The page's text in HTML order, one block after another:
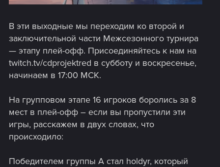
В эти выходные мы переходим ко второй и
заключительной части Межсезонного турнира
— этапу плей-офф. Присоединяйтесь к нам на
twitch.tv/cdprojektred в субботу и воскресенье,
начинаем в 17:00 МСК.
На групповом этапе 16 игроков боролись за 8
мест в плей-офф – если вы пропустили эти
игры, расскажем в двух словах, что
происходило:
Победителем группы А стал holdyr, который